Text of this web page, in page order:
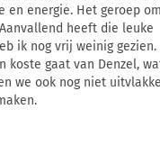
en energie. Het geroep
heeft die leuke
ik nog vrij weinig gezien.
koste gaat van Denzel,
we ook nog niet